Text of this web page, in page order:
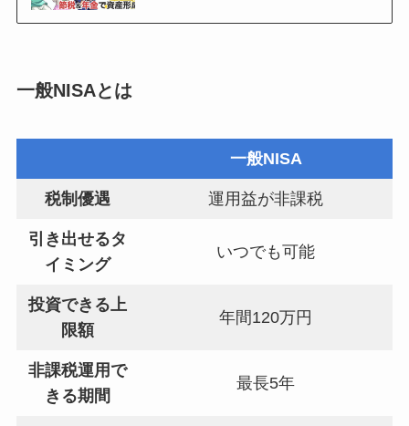
一般NISAとは
一般NISA
税制優遇 運用益が非課税
引き出せるタ
イミング
いつでも可能
投資できる上
限額
年間120万円
非課税運用で
きる期間
最長5年